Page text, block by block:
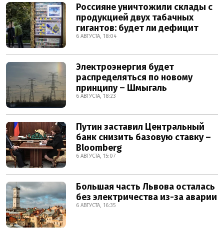
Россияне уничтожили склады с
продукцией двух табачных
гигантов: будет ли дефицит
6 АВГУСТА, 18:04
Электроэнергия будет
распределяться по новому
принципу – Шмыгаль
6 АВГУСТА, 18:23
Путин заставил Центральный
банк снизить базовую ставку –
Bloomberg
6 АВГУСТА, 15:07
Большая часть Львова осталась
без электричества из-за аварии
6 АВГУСТА, 16:35